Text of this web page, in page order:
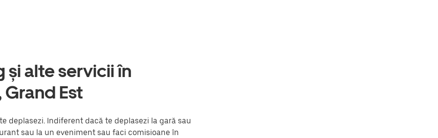
și alte servicii în
Est
deplasezi. Indiferent dacă te deplasezi la gară sau
sau la un eveniment sau faci comisioane în